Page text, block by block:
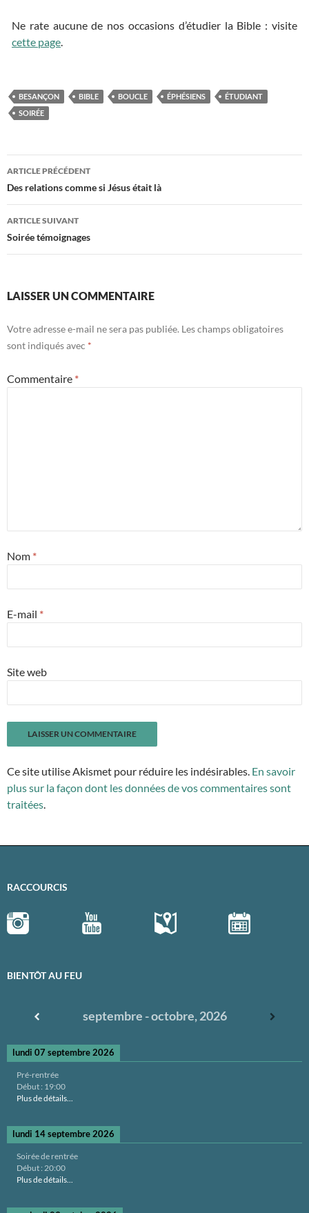
Ne rate aucune de nos occasions d’étudier la Bible : visite
cette page.
BESANÇON BIBLE BOUCLE ÉPHÉSIENS
ÉTUDIANT
SOIRÉE
Navigation
des
articles
ARTICLE PRÉCÉDENT
Des relations comme si Jésus était là
ARTICLE SUIVANT
Soirée témoignages
LAISSER UN COMMENTAIRE
Votre adresse e-mail ne sera pas publiée. Les champs obligatoires
sont indiqués avec *
Commentaire *
Nom *
E-mail *
Site web
Ce site utilise Akismet pour réduire les indésirables. En savoir
plus sur la façon dont les données de vos commentaires sont
traitées.
RACCOURCIS
BIENTÔT AU FEU
septembre - octobre, 2026
lundi 07 septembre 2026
Pré-rentrée
Début : 19:00
Plus de détails...
lundi 14 septembre 2026
Soirée de rentrée
Début : 20:00
Plus de détails...